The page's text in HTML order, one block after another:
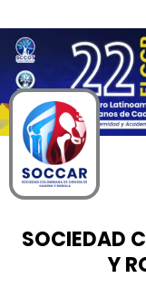
al
contenido
Horas
SOCIEDAD
Y